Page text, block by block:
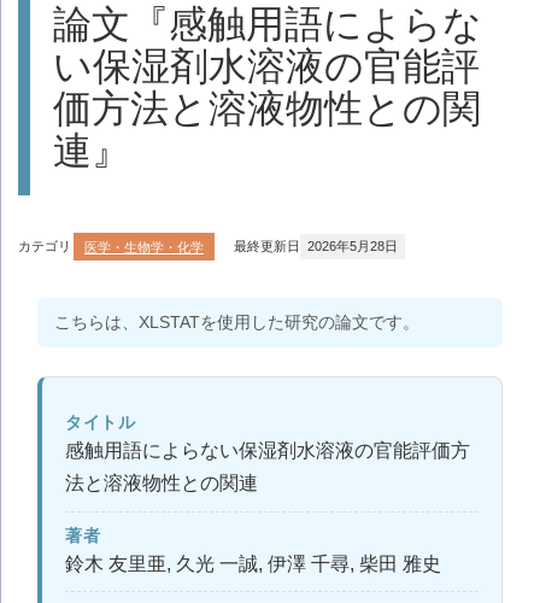
論文『感触用語によらな
い保湿剤水溶液の官能評
価方法と溶液物性との関
連』
カテゴリ 医学・生物学・化学 最終更新日 2026年5月28日
こちらは、XLSTATを使用した研究の論文です。
タイトル
感触用語によらない保湿剤水溶液の官能評価方
法と溶液物性との関連
著者
鈴木 友里亜, 久光 一誠, 伊澤 千尋, 柴田 雅史